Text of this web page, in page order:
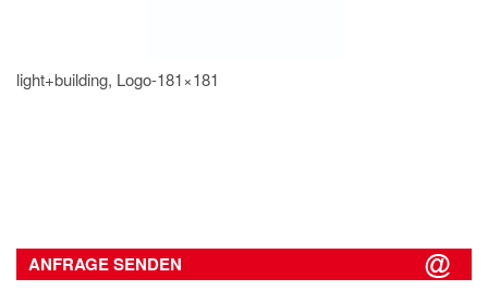
light+building, Logo-181×181
ANFRAGE SENDEN